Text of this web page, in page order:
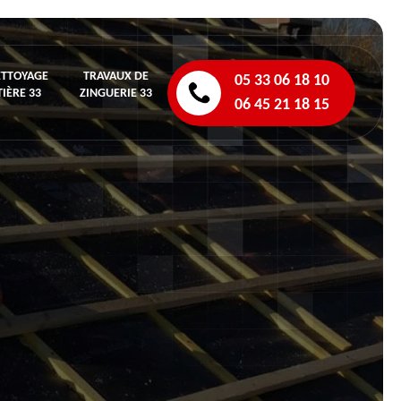
33
TRAVAUX DE
ZINGUERIE 33
05 33 06 18 10
06 45 21 18 15